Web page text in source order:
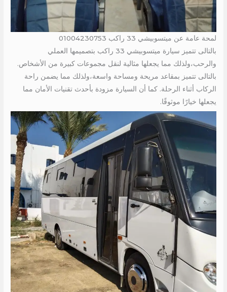
لمحة عامة عن ميتسوبيشي 33 راكب 01004230753
بالتالى تتميز سيارة ميتسوبيشي 33 راكب بتصميمها العملي
والرحب،ولذلك مما يجعلها مثالية لنقل مجموعات كبيرة من الأشخاص.
بالتالى تتميز بمقاعد مريحة ومساحة واسعة،ولذلك مما يضمن راحة
الركاب أثناء الرحلة. كما أن السيارة مزودة بأحدث تقنيات الأمان مما
يجعلها خيارًا موثوقًا.